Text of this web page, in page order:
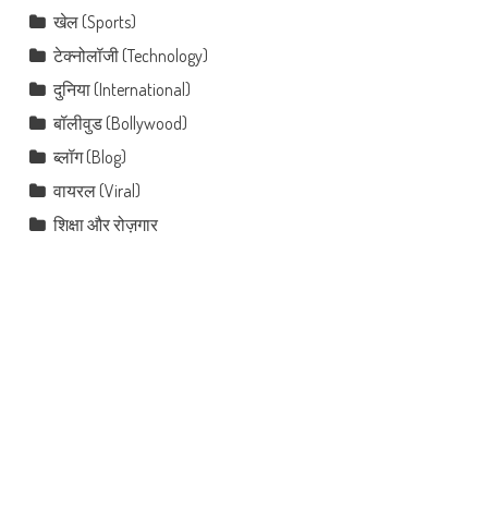
खेल (Sports)
टेक्नोलॉजी (Technology)
दुनिया (International)
बॉलीवुड (Bollywood)
ब्लॉग (Blog)
वायरल (Viral)
शिक्षा और रोज़गार